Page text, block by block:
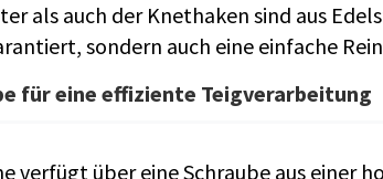
als auch der Knethaken sind aus
sondern auch eine einfache
für eine effiziente Teigverarbeitung
verfügt über eine Schraube aus einer